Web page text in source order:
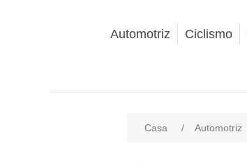
Automotriz Ciclismo
Casa / Automotriz